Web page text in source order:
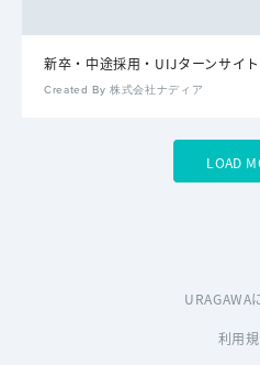
新卒・中途採用・UIJターンサイ
Created By 株式会社ナディア
LOAD
URAGAWA
利用